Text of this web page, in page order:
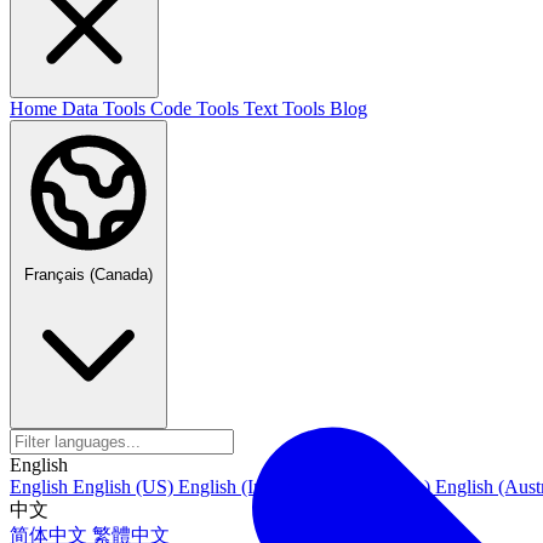
Home Data Tools Code Tools Text Tools Blog
Français (Canada)
English
English English (US) English (India) English (Canada)English
中文
简体中文 繁體中文